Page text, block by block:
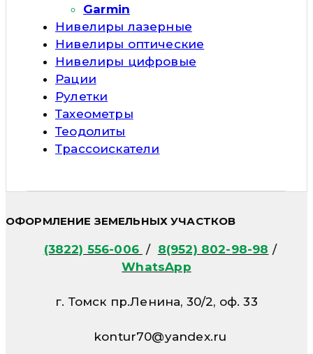
Garmin
Нивелиры лазерные
Нивелиры оптические
Нивелиры цифровые
Рации
Рулетки
Тахеометры
Теодолиты
Трассоискатели
ОФОРМЛЕНИЕ ЗЕМЕЛЬНЫХ УЧАСТКОВ
(3822) 556-006 / 8(952) 802-98-98 /
WhatsApp
г. Томск пр.Ленина, 30/2, оф. 33
kontur70@yandex.ru